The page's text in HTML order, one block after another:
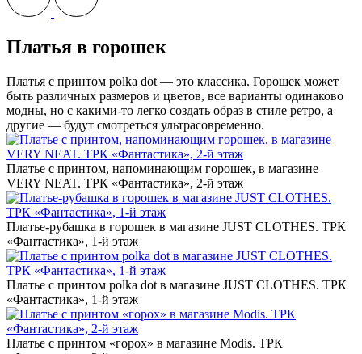
Платья в горошек
Платья с принтом polka dot — это классика. Горошек может
быть различных размеров и цветов, все варианты одинаково
модны, но с какими-то легко создать образ в стиле ретро, а
другие — будут смотреться ультрасовременно.
Платье с принтом, напоминающим горошек, в магазине
VERY NEAT. ТРК «Фантастика», 2-й этаж
Платье-рубашка в горошек в магазине JUST CLOTHES. ТРК
«Фантастика», 1-й этаж
Платье с принтом polka dot в магазине JUST CLOTHES. ТРК
«Фантастика», 1-й этаж
Платье с принтом «горох» в магазине Modis. ТРК